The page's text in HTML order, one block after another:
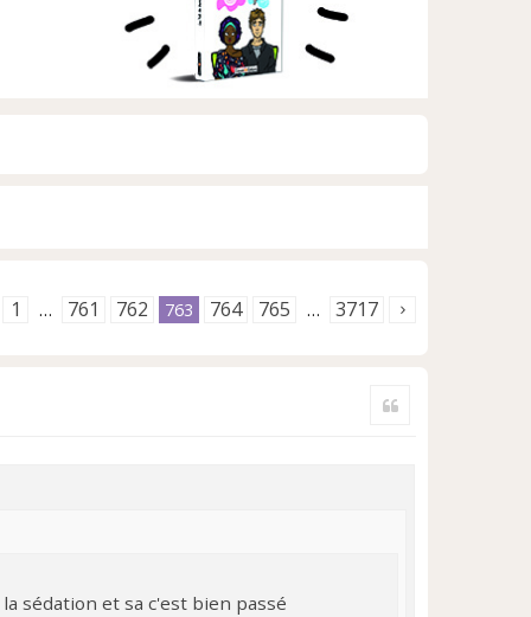
1 … 761 762 763 764 765 … 3717
sédation et sa c'est bien passé